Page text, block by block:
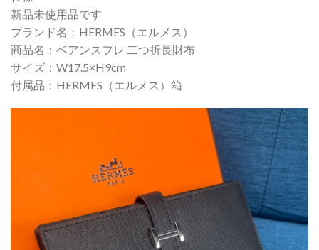
新品未使用品です
ブランド名：HERMES（エルメス）
商品名：ベアンスフレ 二つ折長財布
サイズ：W17.5×H9cm
付属品：HERMES（エルメス）箱